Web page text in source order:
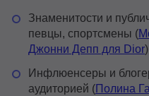
Знаменитости и
певцы, спортсмены (
Джонни Депп для Dior
Инфлюенсеры и
аудиторией (Полина